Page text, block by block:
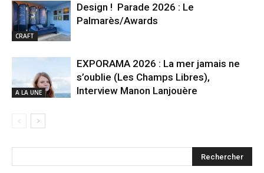
CRAFT
Design ! Parade 2026 : Le
Palmarès/Awards
A LA UNE
EXPORAMA 2026 : La mer jamais ne
s’oublie (Les Champs Libres),
Interview Manon Lanjouère